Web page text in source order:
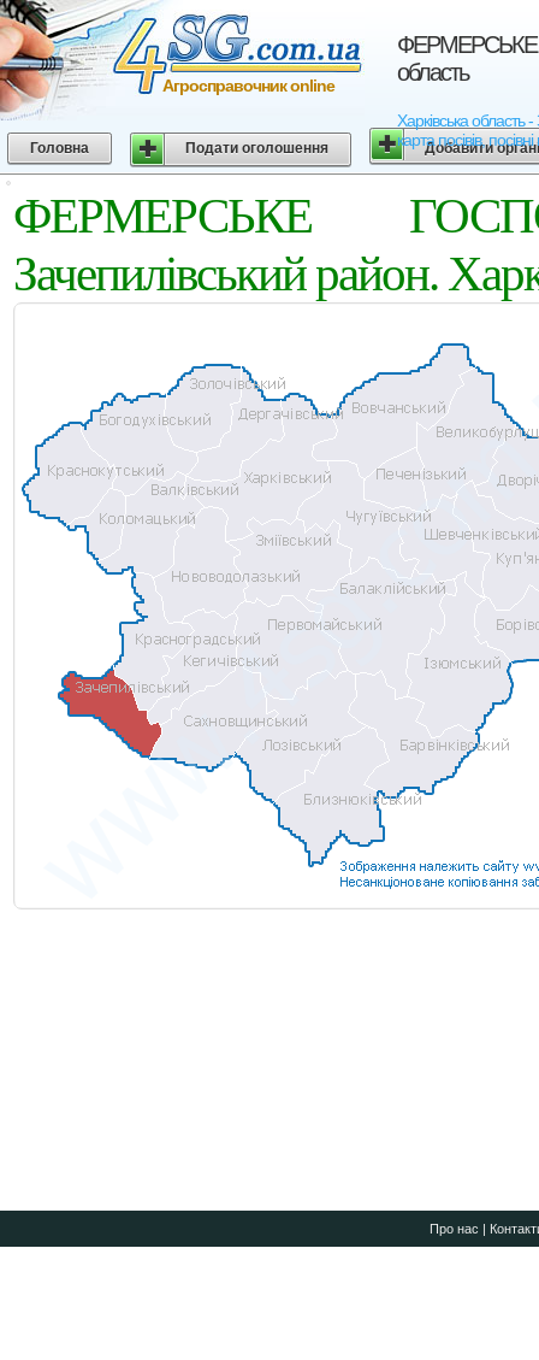
ФЕРМЕРСЬКЕ
область
Харківська
карта посівів,
Агросправочник online
Головна Подати оголошення Добавити
ФЕРМЕРСЬКЕ
Зачепилівський район.
Про нас |